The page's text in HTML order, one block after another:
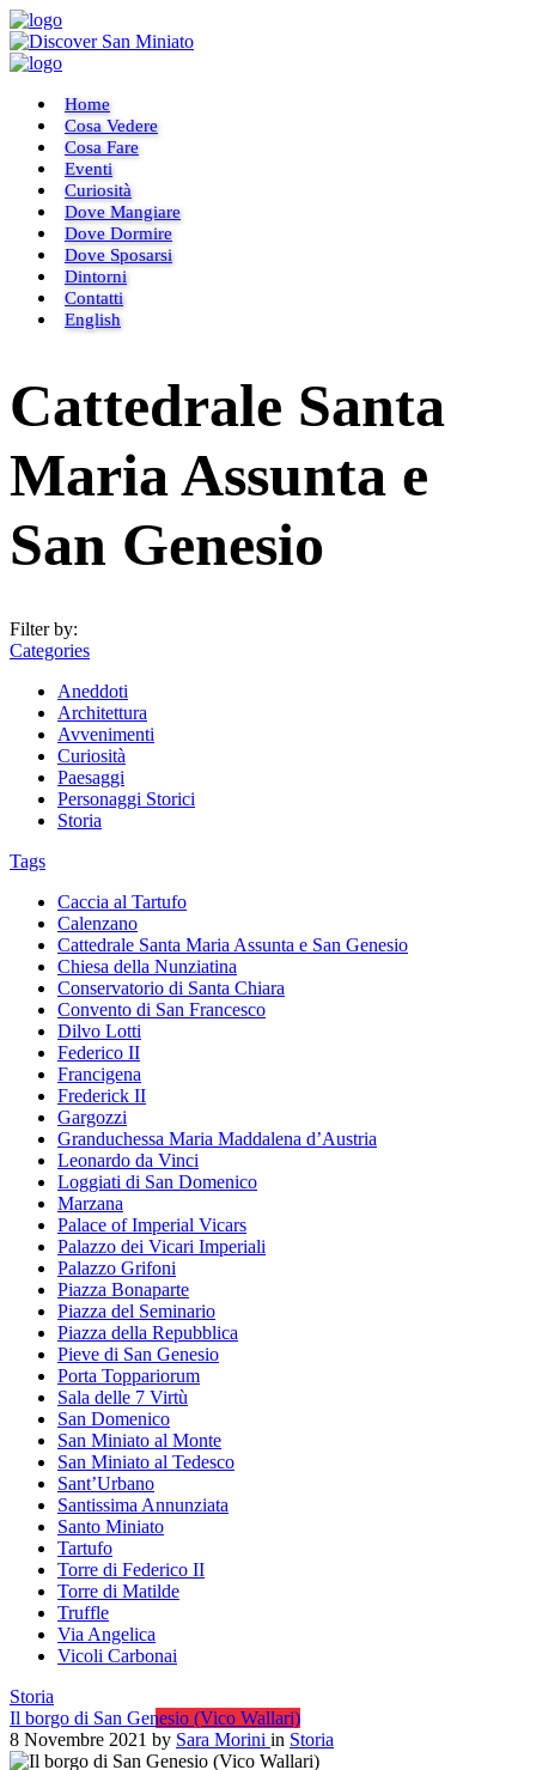
Home
Cosa Vedere
Cosa Fare
Eventi
Curiosità
Dove Mangiare
Dove Dormire
Dove Sposarsi
Dintorni
Contatti
English
Cattedrale Santa
Maria Assunta e
San Genesio
Filter by:
Categories
Aneddoti
Architettura
Avvenimenti
Curiosità
Paesaggi
Personaggi Storici
Storia
Tags
Caccia al Tartufo
Calenzano
Cattedrale Santa Maria Assunta e San Genesio
Chiesa della Nunziatina
Conservatorio di Santa Chiara
Convento di San Francesco
Dilvo Lotti
Federico II
Francigena
Frederick II
Gargozzi
Granduchessa Maria Maddalena d’Austria
Leonardo da Vinci
Loggiati di San Domenico
Marzana
Palace of Imperial Vicars
Palazzo dei Vicari Imperiali
Palazzo Grifoni
Piazza Bonaparte
Piazza del Seminario
Piazza della Repubblica
Pieve di San Genesio
Porta Toppariorum
Sala delle 7 Virtù
San Domenico
San Miniato al Monte
San Miniato al Tedesco
Sant’Urbano
Santissima Annunziata
Santo Miniato
Tartufo
Torre di Federico II
Torre di Matilde
Truffle
Via Angelica
Vicoli Carbonai
Storia
Il borgo di San Genesio (Vico Wallari)
8 Novembre 2021 by Sara Morini in Storia